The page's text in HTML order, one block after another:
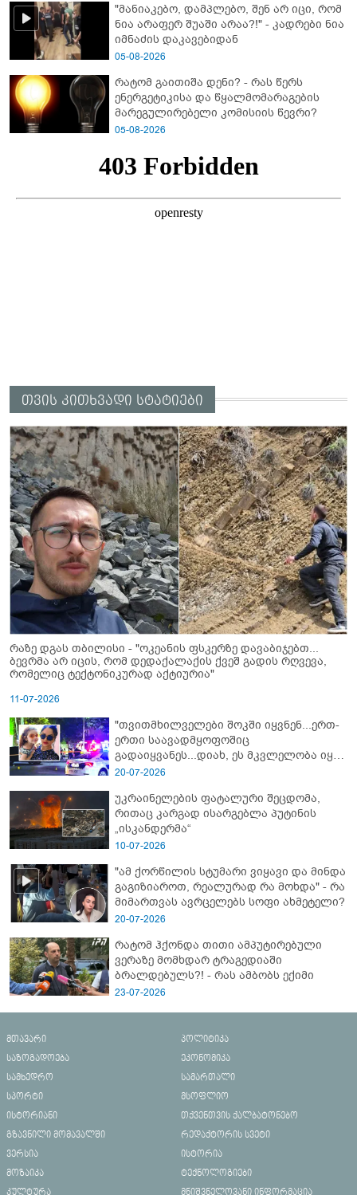
"მანიაკებო, დამპლებო, შენ არ იცი, რომ
ნია არაფერ შუაში არაა?!" - კადრები ნია
იმნაძის დაკავებიდან
05-08-2026
რატომ გაითიშა დენი? - რას წერს
ენერგეტიკისა და წყალმომარაგების
მარეგულირებელი კომისიის წევრი?
05-08-2026
თვის კითხვადი სტატიები
რაზე დგას თბილისი - "ოკეანის ფსკერზე დავაბიჯებთ...
ბევრმა არ იცის, რომ დედაქალაქის ქვეშ გადის რღვევა,
რომელიც ტექტონიკურად აქტიურია"
11-07-2026
"თვითმხილველები შოკში იყვნენ...ერთ-
ერთი საავადმყოფოშიც
გადაიყვანეს...დიახ, ეს მკვლელობა იყო"
- გორში დატრიალებული ტრაგედიის
20-07-2026
უკრაინელების ფატალური შეცდომა,
რითაც კარგად ისარგებლა პუტინის
„ისკანდერმა“
10-07-2026
"ამ ქორწილის სტუმარი ვიყავი და მინდა
გაგიზიაროთ, რეალურად რა მოხდა" - რა
მიმართვას ავრცელებს სოფი ახმეტელი?
20-07-2026
რატომ ჰქონდა თითი ამპუტირებული
ვერაზე მომხდარ ტრაგედიაში
ბრალდებულს?! - რას ამბობს ექიმი
23-07-2026
მთავარი
პოლიტიკა
საზოგადოება
ეკონომიკა
სამხედრო
სამართალი
სპორტი
მსოფლიო
ისტორიანი
თქვენთვის ქალბატონებო
გზავნილი მომავალში
რედაქტორის სვეტი
ვერსია
ისტორია
მოზაიკა
ტექნოლოგიები
კულტურა
მნიშვნელოვანი ინფორმაცია